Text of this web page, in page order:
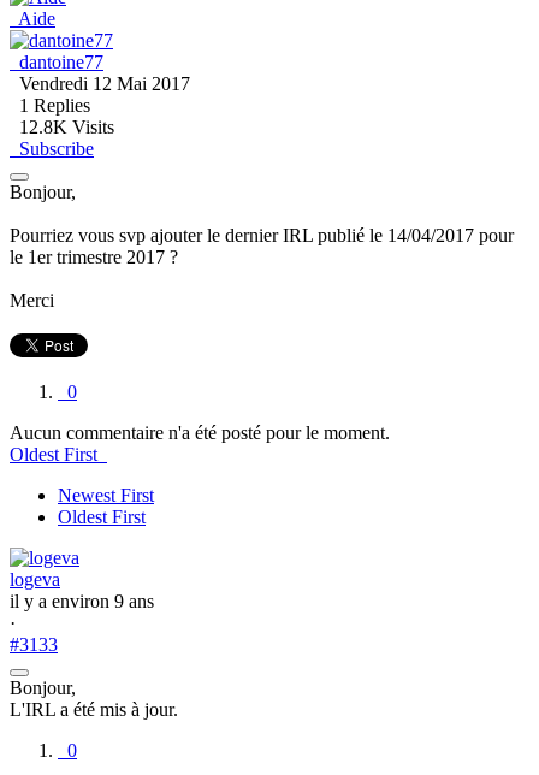
Aide
dantoine77
Vendredi 12 Mai 2017
1 Replies
12.8K Visits
Subscribe
Bonjour,
Pourriez vous svp ajouter le dernier IRL publié le 14/04/2017 pour
le 1er trimestre 2017 ?
Merci
0
Aucun commentaire n'a été posté pour le moment.
Oldest First
Newest First
Oldest First
logeva
il y a environ 9 ans
·
#3133
Bonjour,
L'IRL a été mis à jour.
0